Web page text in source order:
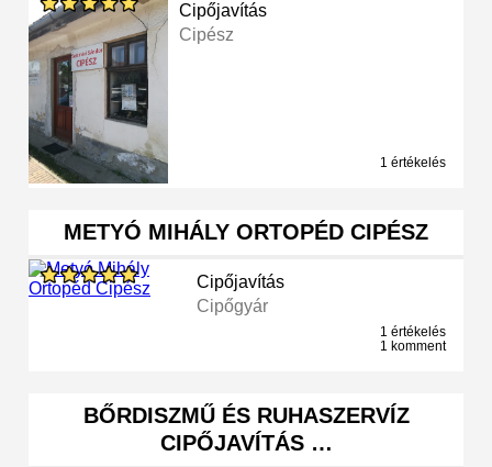
Cipőjavítás
Cipész
1 értékelés
METYÓ MIHÁLY ORTOPÉD CIPÉSZ
Cipőjavítás
Cipőgyár
1 értékelés
1 komment
BŐRDISZMŰ ÉS RUHASZERVÍZ
CIPŐJAVÍTÁS …